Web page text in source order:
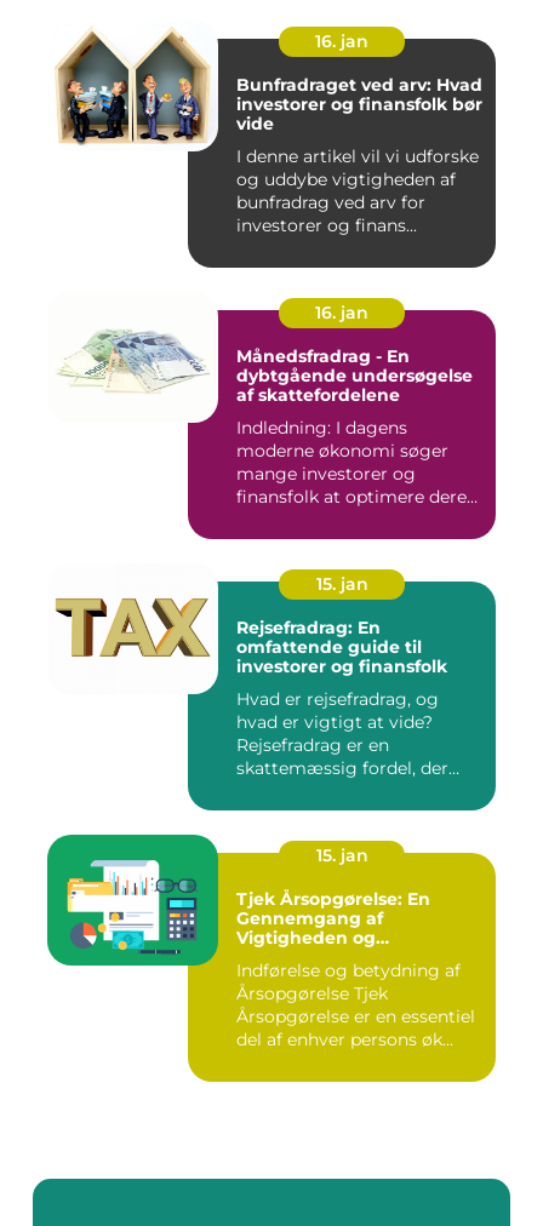
16. jan
Bunfradraget ved arv: Hvad
investorer og finansfolk bør
vide
I denne artikel vil vi udforske
og uddybe vigtigheden af
bunfradrag ved arv for
investorer og finans...
16. jan
Månedsfradrag - En
dybtgående undersøgelse
af skattefordelene
Indledning: I dagens
moderne økonomi søger
mange investorer og
finansfolk at optimere deres
15. jan
Rejsefradrag: En
omfattende guide til
investorer og finansfolk
Hvad er rejsefradrag, og
hvad er vigtigt at vide?
Rejsefradrag er en
skattemæssig fordel, der
15. jan
Tjek Årsopgørelse: En
Gennemgang af
Vigtigheden og
Indførelse og betydning af
Årsopgørelse Tjek
Årsopgørelse er en essentiel
del af enhver persons øk...